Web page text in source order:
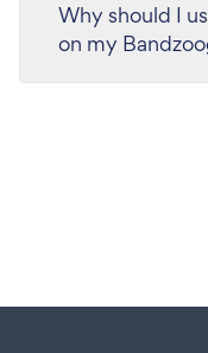
Why should I
on my